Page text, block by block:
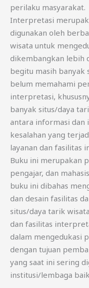
perilaku masyarakat.
Interpretasi
digunakan oleh
wisata untuk
dikembangkan lebih
begitu masih banyak
belum memahami
interpretasi,
banyak situs/daya
antara informasi dan
kesalahan yang
layanan dan fasilitas
Buku ini merupakan
pengajar, dan
buku ini dibahas
dan desain fasilitas
situs/daya tarik
dan fasilitas
dalam mengedukasi
dengan tujuan
yang saat ini sering
institusi/lembaga